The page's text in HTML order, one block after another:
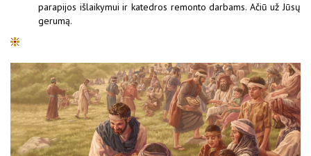
parapijos išlaikymui ir katedros remonto darbams. Ačiū už Jūsų
gerumą.